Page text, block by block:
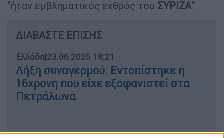
"ήταν εμβληματικός εχθρός του ΣΥΡΙΖΑ".
ΔΙΑΒΑΣΤΕ ΕΠΙΣΗΣ
Ελλάδα|23.06.2025 18:21
Λήξη συναγερμού: Εντοπίστηκε η
16χρονη που είχε εξαφανιστεί στα
Πετράλωνα